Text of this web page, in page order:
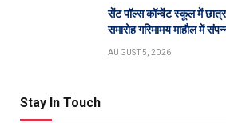
सेंट पॉल्स कॉन्वेंट स्कूल में
समारोह गरिमामय माहौल में
AUGUST 5, 2026
Stay In Touch